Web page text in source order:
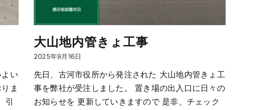
い
ま
引
大山地内管きょ工事
2025年9月16日
先日、古河市役所から発注された 大山地内管きょ工
事を弊社が受注しました。 置き場の出入口に日々の
お知らせを 更新していきますので 是非、チェック